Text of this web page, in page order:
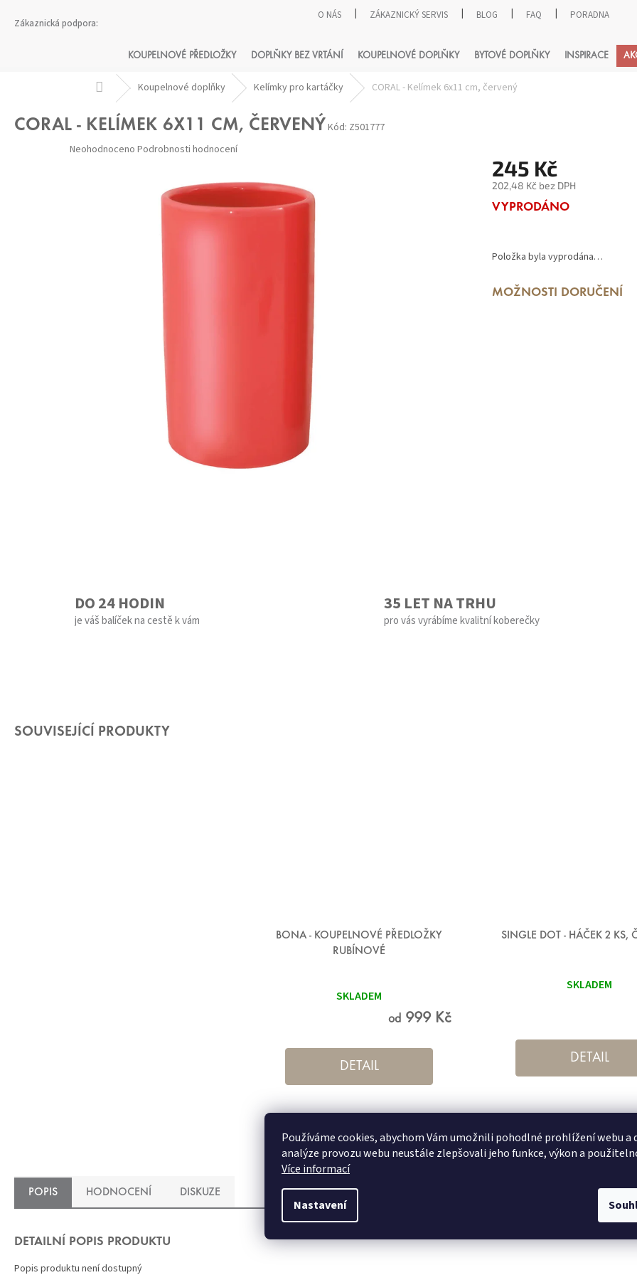
Používáme cookies, abychom Vám umožnili pohodlné prohlížení webu a
analýze provozu webu neustále zlepšovali jeho funkce, výkon a
Více informací
Nastavení
O NÁS ZÁKAZNICKÝ SERVIS BLOG FAQ PORADNA
HLEDAT
KOUPELNOVÉ PŘEDLOŽKY DOPLŇKY BEZ VRTÁNÍ KOUPELNOVÉ DOPLŇKY BYTOVÉ DOPLŇKY INSPIRACE
Domů Koupelnové doplňky Kelímky pro kartáčky CORAL - Kelímek 6x11 cm, červený
CORAL - KELÍMEK 6X11 CM, ČERVENÝ Kód: Z501777
Průměrné
hodnocení
Neohodnoceno Podrobnosti hodnocení
245 Kč
202,48 Kč bez DPH
Měrná
VYPRODÁNO
MOŽNOSTI DORUČENÍ
Položka byla vyprodána…
DO 24 HODIN
je váš balíček na cestě k vám
35 LET NA TRHU
pro vás vyrábíme kvalitní koberečky
SOUVISEJÍCÍ PRODUKTY
BONA - KOUPELNOVÉ PŘEDLOŽKY
RUBÍNOVÉ
hodnocení
produktuSKLADEM
od 999 Kč
DETAIL
SINGLE DOT - HÁČEK 2 KS,
SKLADEM
DETAIL
POPIS HODNOCENÍ DISKUZE
DETAILNÍ POPIS PRODUKTU
Popis produktu není dostupný